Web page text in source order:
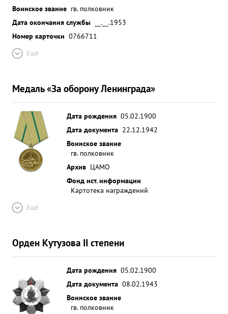
Воинское звание гв. полковник
Дата окончания службы
__.__.1953
Номер карточки 0766711
Ещё
Медаль «За оборону Ленинграда»
Дата рождения 05.02.1900
Дата документа 22.12.1942
Воинское звание
гв. полковник
Архив ЦАМО
Фонд ист. информации
Картотека награждений
Ещё
Орден Кутузова II степени
Дата рождения 05.02.1900
Дата документа 08.02.1943
Воинское звание
гв. полковник